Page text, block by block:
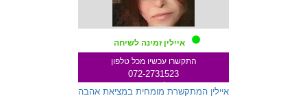
איילין זמינה לשיחה
התקשרו עכשיו מכל טלפון
072-2731523
איילין המתקשרת מומחית במציאת אהבה